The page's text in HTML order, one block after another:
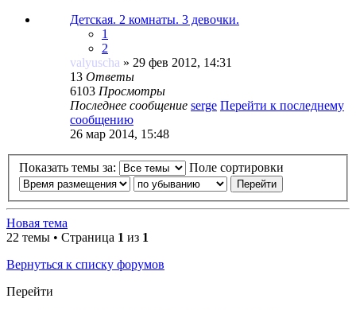
Детская. 2 комнаты. 3 девочки.
1
2
valyuscha » 29 фев 2012, 14:31
13 Ответы
6103 Просмотры
Последнее сообщение serge Перейти к последнему
сообщению
26 мар 2014, 15:48
Показать темы за: Поле сортировки
Новая тема
22 темы • Страница 1 из 1
Вернуться к списку форумов
Перейти